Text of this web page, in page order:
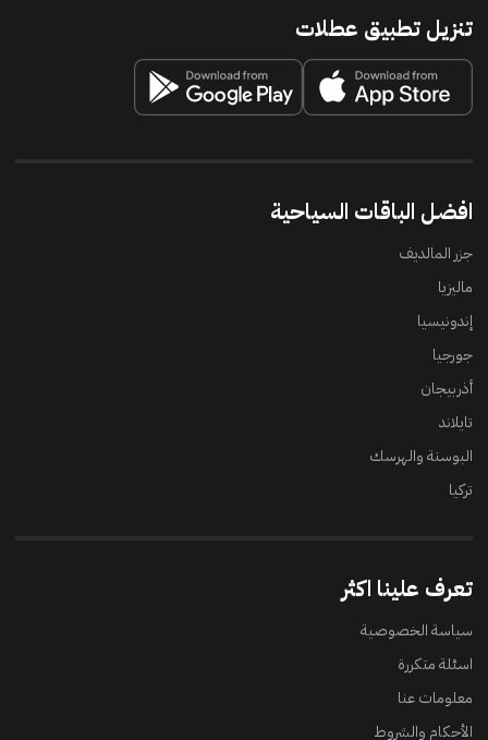
تنزيل تطبيق عطلات
افضل الباقات السياحية
جزر المالديف
ماليزيا
إندونيسيا
جورجيا
أذربيجان
تايلاند
البوسنة والهرسك
تركيا
تعرف علينا اكثر
سياسة الخصوصية
اسئلة متكررة
معلومات عنا
الأحكام والشروط